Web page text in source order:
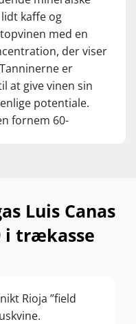
kaffe og
med en
der viser
er
at give vinen sin
potentiale.
fornem 60-
15-20 år fra
Luis Canas
i trækasse
Rioja ”field